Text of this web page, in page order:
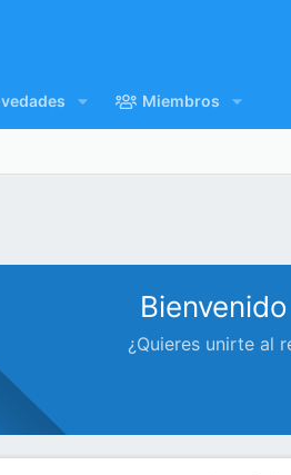
Miembros
¿Quieres unirte al